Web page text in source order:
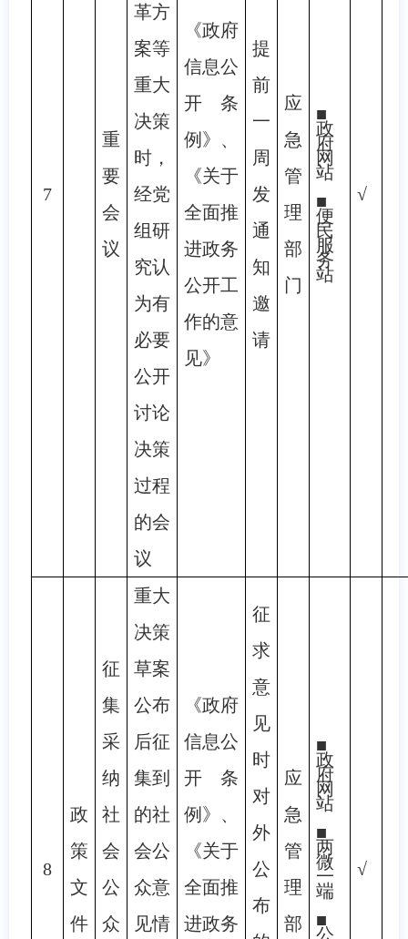
7
重
要
会
议
革方
案等
重大
决策
时，
经党
组研
究认
为有
必要
公开
讨论
决策
过程
的会
议
《政府
信息公
开条
例》、
《关于
全面推
进政务
公开工
作的意
见》
提
前
一
周
发
通
知
邀
请
应
急
管
理
部
门
■
政
府
网
站
■
便
民
服
务
站
√
8
政
策
文
件
征
集
采
纳
社
会
公
众
重大
决策
草案
公布
后征
集到
的社
会公
众意
见情
《政府
信息公
开条
例》、
《关于
全面推
进政务
征
求
意
见
时
对
外
公
布
应
急
管
理
部
■
政
府
网
站
■
两
微
一
端
■
公
√